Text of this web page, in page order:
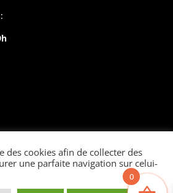
des cookies afin de collecter des
une parfaite navigation sur celui-
0